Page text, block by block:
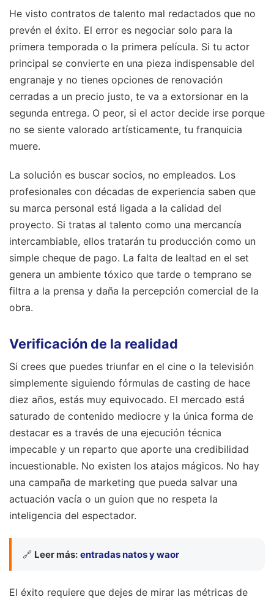
He visto contratos de talento mal redactados que no
prevén el éxito. El error es negociar solo para la
primera temporada o la primera película. Si tu actor
principal se convierte en una pieza indispensable del
engranaje y no tienes opciones de renovación
cerradas a un precio justo, te va a extorsionar en la
segunda entrega. O peor, si el actor decide irse porque
no se siente valorado artísticamente, tu franquicia
muere.
La solución es buscar socios, no empleados. Los
profesionales con décadas de experiencia saben que
su marca personal está ligada a la calidad del
proyecto. Si tratas al talento como una mercancía
intercambiable, ellos tratarán tu producción como un
simple cheque de pago. La falta de lealtad en el set
genera un ambiente tóxico que tarde o temprano se
filtra a la prensa y daña la percepción comercial de la
obra.
Verificación de la realidad
Si crees que puedes triunfar en el cine o la televisión
simplemente siguiendo fórmulas de casting de hace
diez años, estás muy equivocado. El mercado está
saturado de contenido mediocre y la única forma de
destacar es a través de una ejecución técnica
impecable y un reparto que aporte una credibilidad
incuestionable. No existen los atajos mágicos. No hay
una campaña de marketing que pueda salvar una
actuación vacía o un guion que no respeta la
inteligencia del espectador.
🔗 Leer más: entradas natos y waor
El éxito requiere que dejes de mirar las métricas de